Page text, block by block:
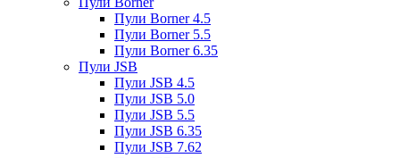
Пули Borner 4.5
Пули Borner 5.5
Пули Borner 6.35
Пули JSB
Пули JSB 4.5
Пули JSB 5.0
Пули JSB 5.5
Пули JSB 6.35
Пули JSB 7.62